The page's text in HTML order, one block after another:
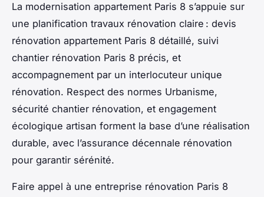
La modernisation appartement Paris 8 s’appuie sur
une planification travaux rénovation claire : devis
rénovation appartement Paris 8 détaillé, suivi
chantier rénovation Paris 8 précis, et
accompagnement par un interlocuteur unique
rénovation. Respect des normes Urbanisme,
sécurité chantier rénovation, et engagement
écologique artisan forment la base d’une réalisation
durable, avec l’assurance décennale rénovation
pour garantir sérénité.
Faire appel à une entreprise rénovation Paris 8